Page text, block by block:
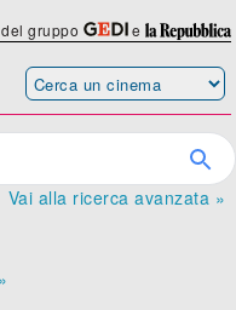
gruppo e
Vai alla ricerca avanzata »